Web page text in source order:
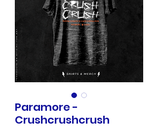
Paramore -
Crushcrushcrush